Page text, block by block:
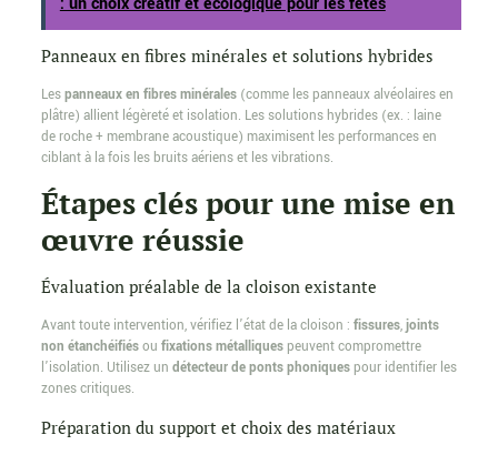
Panneaux en fibres minérales et solutions hybrides
Lespanneaux en fibres minérales(comme les panneaux alvéolaires en
plâtre) allient légèreté et isolation. Les solutions hybrides (ex. : laine
de roche + membrane acoustique) maximisent les performances en
ciblant à la fois les bruits aériens et les vibrations.
Étapes clés pour une mise en
œuvre réussie
Évaluation préalable de la cloison existante
Avant toute intervention, vérifiez l’état de la cloison : fissures,joints
non étanchéifiésou fixations métalliquespeuvent compromettre
l’isolation. Utilisez un détecteur de ponts phoniquespour identifier les
zones critiques.
Préparation du support et choix des matériaux